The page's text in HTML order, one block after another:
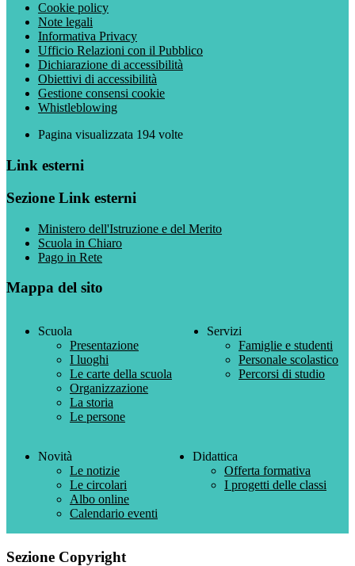
Cookie policy
Note legali
Informativa Privacy
Ufficio Relazioni con il Pubblico
Dichiarazione di accessibilità
Obiettivi di accessibilità
Gestione consensi cookie
Whistleblowing
Pagina visualizzata 194 volte
Link esterni
Sezione Link esterni
Ministero dell'Istruzione e del Merito
Scuola in Chiaro
Pago in Rete
Mappa del sito
Scuola
Presentazione
I luoghi
Le carte della scuola
Organizzazione
La storia
Le persone
Servizi
Famiglie e studenti
Personale scolastico
Percorsi di studio
Novità
Le notizie
Le circolari
Albo online
Calendario eventi
Didattica
Offerta formativa
I progetti delle classi
Sezione Copyright